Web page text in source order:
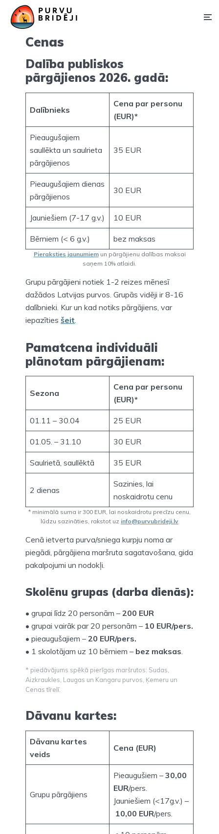
Cenas
Dalība publiskos
pārgājienos 2026. gadā:
Dalībnieks
Cena par personu
(EUR)*
Pieaugušajiem
saullēkta un saulrieta
pārgājienos
35 EUR
Pieaugušajiem dienas
pārgājienos
30 EUR
Jauniešiem (7-17 g.v.) 10 EUR
Bērniem (< 6 g.v.) bez maksas
Pieraksties jaunumiemun pārgājienu dalības maksai
saņem 10% atlaidi.
Grupu pārgājieni notiek 1-2 reizes mēnesī
dažādos Latvijas purvos. Grupās vidēji ir 8-16
dalībnieki. Kur un kad notiks pārgājiens, var
iepazīties šeit
Pamatcena individuāli
plānotam pārgājienam:
Sezona
Cena par personu
(EUR)*
01.11 – 30.04 25 EUR
01.05. – 31.10 30 EUR
Saulrietā, saullēktā 35 EUR
2 dienas
Sazinies, lai
noskaidrotu cenu
* minimālā suma ir 300 EUR, lai noskaidrotu precīzu cenu,
lūdzu sazināties, rakstot uz info@purvubrideji.lv
Cenā ietverta purva/sniega kurpju noma ar
piegādi, pārgājiena maršruta sagatavošana, gida
pakalpojumi un nodokļi.
Skolēnu grupas (darba dienās):
• grupai līdz 20 personām – 200 EUR
• grupai vairāk par 20 personām – 10 EUR/pers.
• pieaugušajiem – 20 EUR/pers.
• 1 skolotājam uz 10 bērniem – bez maksas
* piedāvājums spēkā pierīgas maršrutos: Sudas,
Aizkraukles, Laugas un Kangaru purvos, Ķemeru un
Cenas tīrelī.
Dāvanu kartes:
Dāvanu kartes
veids
Cena (EUR)
Grupu pārgājiens
Pieaugušiem – 30,00
EUR/pers.
Jauniešiem (<17g.v.) –
10,00 EUR/pers.